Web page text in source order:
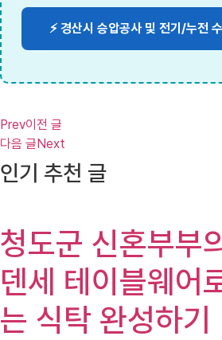
⚡ 경산시 승압공사 및 전기/누전
Prev이전 글
다음 글Next
인기 추천 글
청도군 신혼부부
덴세 테이블웨어
는 식탁 완성하기